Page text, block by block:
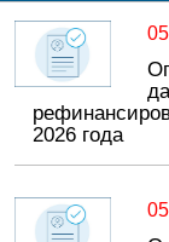
2026 года